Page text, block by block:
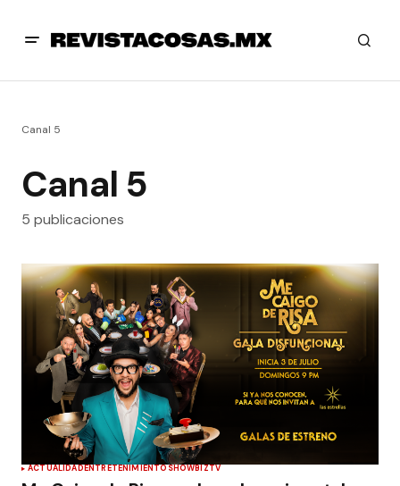
Canal 5
Canal 5
5 publicaciones
ACTUALIDADENTRETENIMIENTOSHOWBIZTV